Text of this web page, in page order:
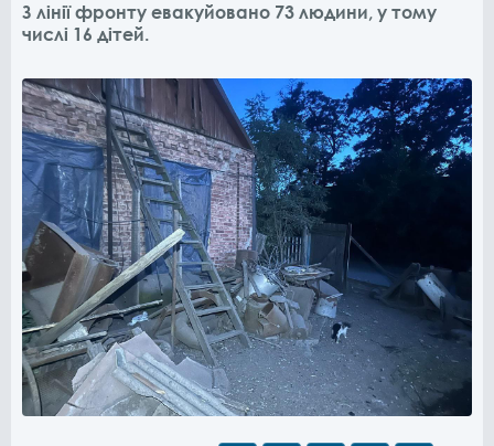
З лінії фронту евакуйовано 73 людини, у тому
числі 16 дітей.